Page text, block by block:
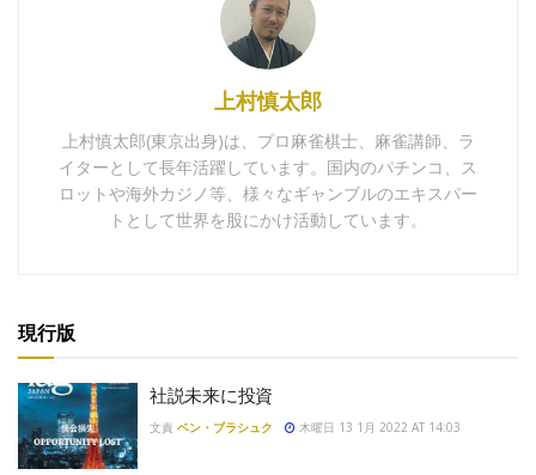
上村慎太郎
上村慎太郎(東京出身)は、プロ麻雀棋士、麻雀講師、ラ
イターとして長年活躍しています。国内のパチンコ、ス
ロットや海外カジノ等、様々なギャンブルのエキスパー
トとして世界を股にかけ活動しています。
現行版
社説未来に投資
文責 ベン・ブラシュク 木曜日 13 1月 2022 AT 14:03